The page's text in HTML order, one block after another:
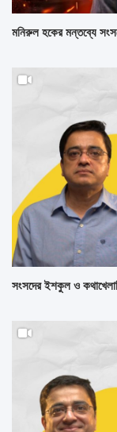
মনিরুল হকের মন্তব্যে
সংসদের ইশকুল ও